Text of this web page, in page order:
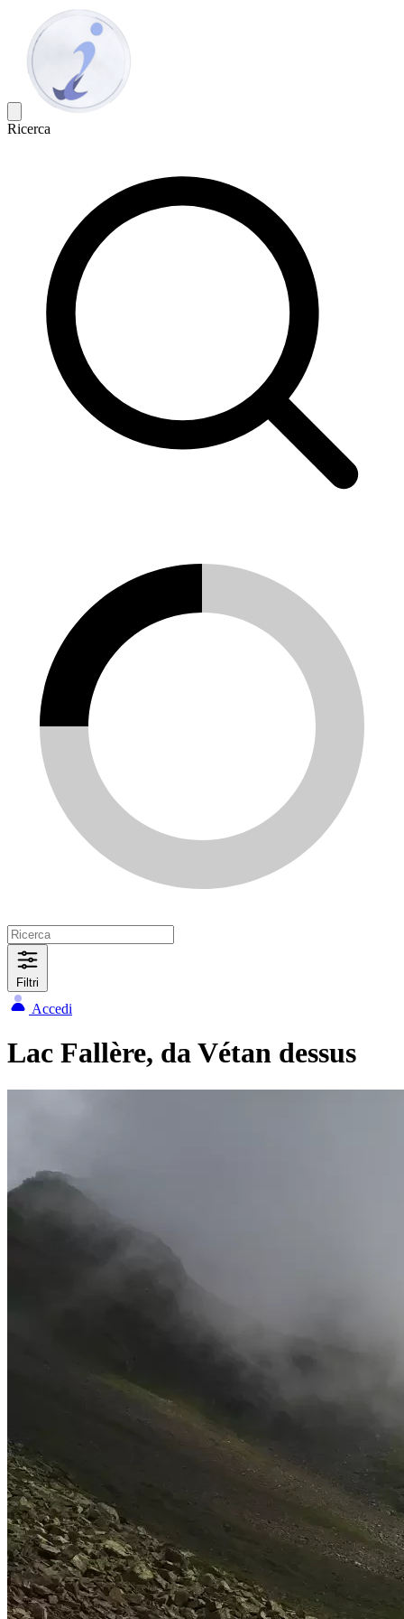
Ricerca
Filtri
Accedi
Lac Fallère, da Vétan dessus